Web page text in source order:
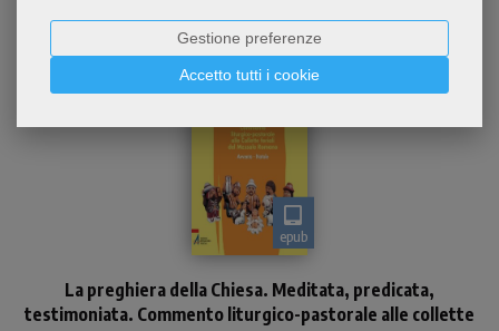
Accetto tutti i cookie
Gestione preferenze
epub
spirituale e pastorale di
tutte le collette feriali del
La preghiera della Chiesa. Meditata, predicata,
testimoniata. Commento liturgico-pastorale alle collette